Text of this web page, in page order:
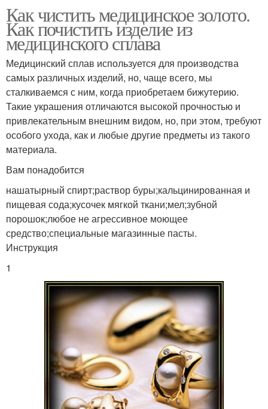
Как чистить медицинское золото.
Как почистить изделие из
медицинского сплава
Медицинский сплав используется для производства
самых различных изделий, но, чаще всего, мы
сталкиваемся с ним, когда приобретаем бижутерию.
Такие украшения отличаются высокой прочностью и
привлекательным внешним видом, но, при этом, требуют
особого ухода, как и любые другие предметы из такого
материала.
Вам понадобится
нашатырный спирт;раствор буры;кальцинированная и
пищевая сода;кусочек мягкой ткани;мел;зубной
порошок;любое не агрессивное моющее
средство;специальные магазинные пасты.
Инструкция
1